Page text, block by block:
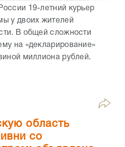
19-летний курьер
у двоих жителей
В общей сложности
на «декларирование»
миллиона рублей.
область
со